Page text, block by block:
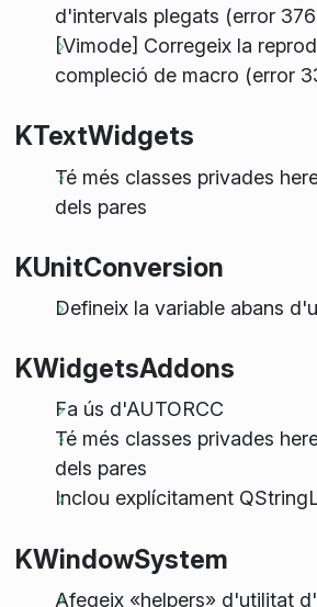
d'intervals plegats (error
[Vimode] Corregeix la
compleció de macro (error
KTextWidgets
Té més classes privades
dels pares
KUnitConversion
Defineix la variable abans
KWidgetsAddons
Fa ús d'AUTORCC
Té més classes privades
dels pares
Inclou explícitament
KWindowSystem
Afegeix «helpers» d'utilitat